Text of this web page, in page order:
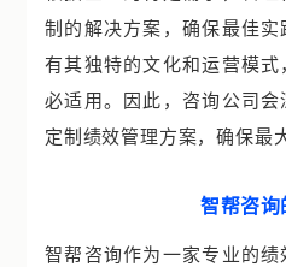
制的解决方案，确保最佳
有其独特的文化和运营模
必适用。因此，咨询公司
定制绩效管理方案，确保最
智帮咨询
智帮咨询作为一家专业的